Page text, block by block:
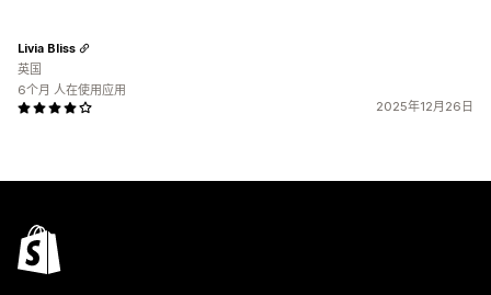
2025年12月26日
Livia Bliss
英国
6个月 人在使用应用